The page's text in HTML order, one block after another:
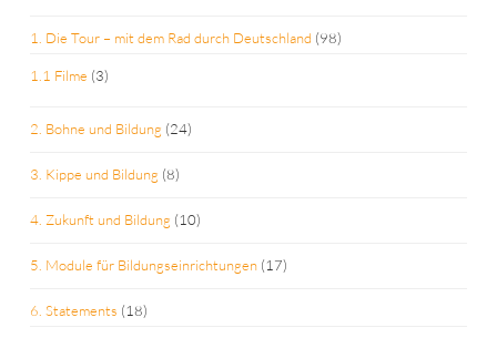
1. Die Tour – mit dem Rad durch Deutschland (98)
1.1 Filme (3)
2. Bohne und Bildung (24)
3. Kippe und Bildung (8)
4. Zukunft und Bildung (10)
5. Module für Bildungseinrichtungen (17)
6. Statements (18)